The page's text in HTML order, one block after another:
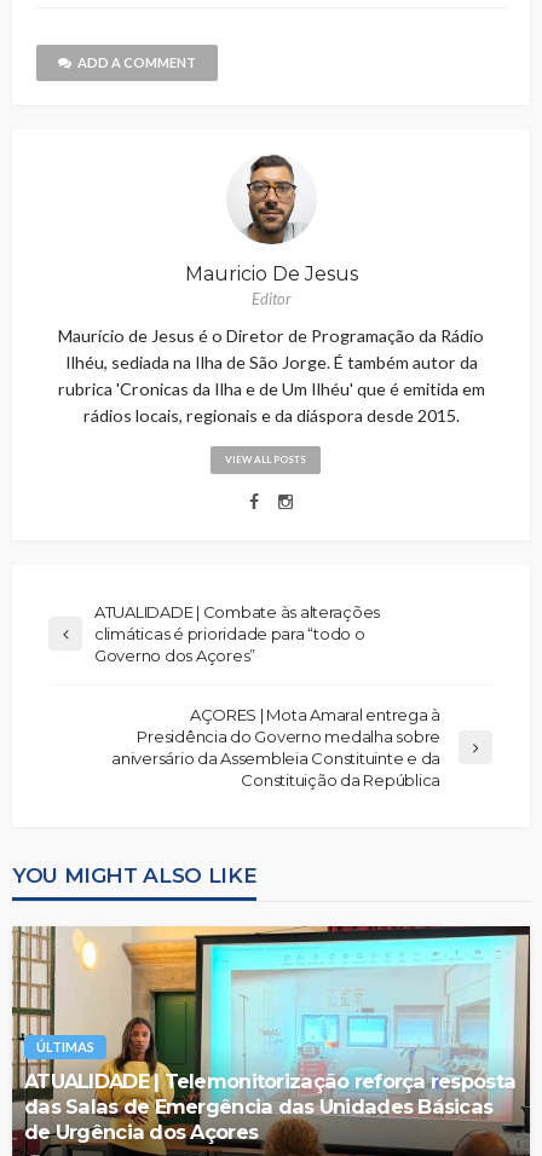
ADD A COMMENT
Mauricio De Jesus
Editor
Maurício de Jesus é o Diretor de Programação da Rádio
Ilhéu, sediada na Ilha de São Jorge. É também autor da
rubrica 'Cronicas da Ilha e de Um Ilhéu' que é emitida em
rádios locais, regionais e da diáspora desde 2015.
VIEW ALL POSTS
ATUALIDADE | Combate às alterações
climáticas é prioridade para “todo o
Governo dos Açores”
AÇORES | Mota Amaral entrega à
Presidência do Governo medalha sobre
aniversário da Assembleia Constituinte e da
Constituição da República
YOU MIGHT ALSO LIKE
ÚLTIMAS
ATUALIDADE | Telemonitorização reforça resposta
das Salas de Emergência das Unidades Básicas
de Urgência dos Açores